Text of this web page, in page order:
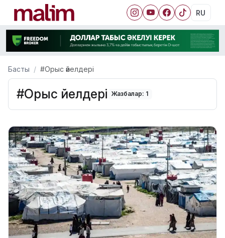
RU
Басты #Орыс әйелдері
#Орыс әйелдері Жазбалар: 1